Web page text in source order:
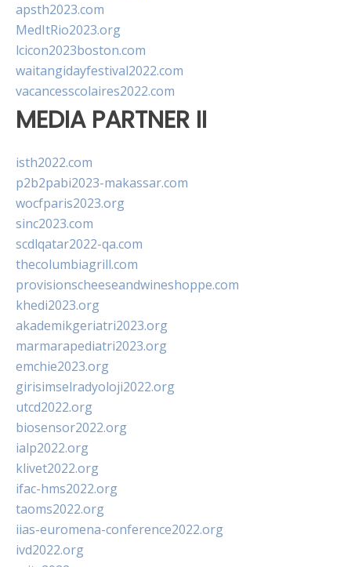
apsth2023.com
MedItRio2023.org
lcicon2023boston.com
waitangidayfestival2022.com
vacancesscolaires2022.com
MEDIA PARTNER II
isth2022.com
p2b2pabi2023-makassar.com
wocfparis2023.org
sinc2023.com
scdlqatar2022-qa.com
thecolumbiagrill.com
provisionscheeseandwineshoppe.com
khedi2023.org
akademikgeriatri2023.org
marmarapediatri2023.org
emchie2023.org
girisimselradyoloji2022.org
utcd2022.org
biosensor2022.org
ialp2022.org
klivet2022.org
ifac-hms2022.org
taoms2022.org
iias-euromena-conference2022.org
ivd2022.org